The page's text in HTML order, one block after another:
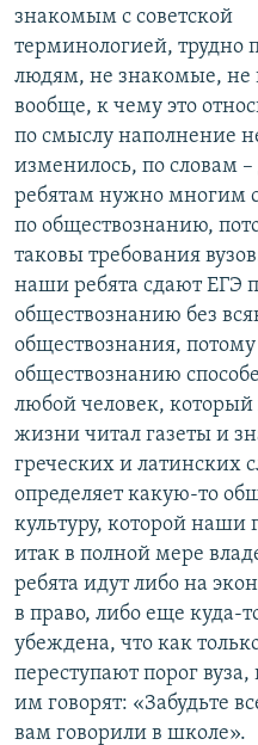
знакомым с советской
терминологией, трудно
людям, не знакомые,
вообще, к чему это
по смыслу наполнение
изменилось, по словам
ребятам нужно многим
по обществознанию,
таковы требования
наши ребята сдают ЕГЭ
обществознанию без
обществознания,
обществознанию
любой человек, который
жизни читал газеты и
греческих и латинских
определяет какую-то
культуру, которой наши
итак в полной мере
ребята идут либо на
в право, либо еще куда-
убеждена, что как
переступают порог вуза,
им говорят: «Забудьте
вам говорили в школе».